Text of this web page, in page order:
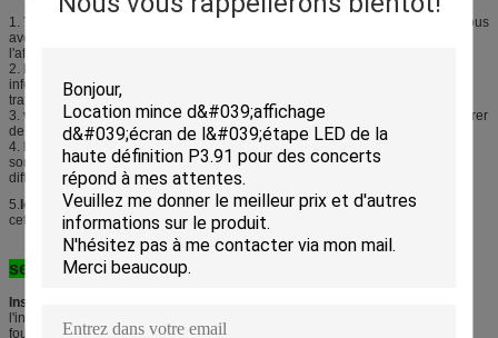
1. 7 ans d'usine,
nous sommes fabricant mené d'écran pendant 7 années, nous
avons une expérience riche dedans
l'affichage mené extérieur et d'intérieur, qualité est garanti
2. l'avantage des prix,
inférieur à l'intermédiaire et
trafiquant au même niveau
3. ventes professionnelles et équipe techniquede 35 personnes pour assurer
des résultats parfaits
4. Notre principe : mettez les coustomers à l'esprit
, les besoins des clients
sont fondamentaux à nous, nous font
différentes solutions accroding différentes conditions des clients
5.le deréférence de clientjusqu'àde60%, notre réputation est bon dans
cette industrie
service d'Après-vente :
Installation servive,
l'installation à l'étranger, mais nous pouvons
fournissez le support technique pour vous. si vous avez besoin du service